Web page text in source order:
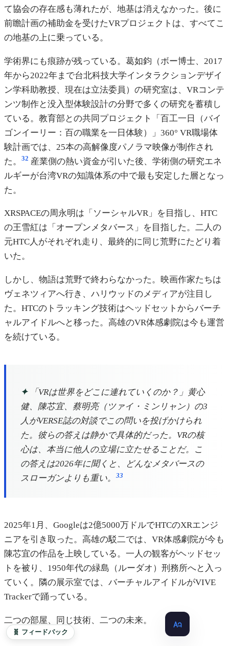
て協会の存在感も薄れたが、地基は消えなかった。後に
前瞻計画の補助金を受けたVRプロジェクトは、すべてこ
の地基の上に乗っている。
学術界にも痕跡が残っている。葛如鈞（ボー博士、2017
年から2022年まで台北科技大学インタラクションデザイ
ン学科助教授、現在は立法委員）の研究室は、VRコンテ
ンツ制作と没入型体験設計の分野で多くの研究を蓄積し
ている。教育部との共同プロジェクト「百工一日（バイ
ゴンイーリー：百の職業を一日体験）」360° VR職場体
験計画では、25本の高解像度パノラマ映像が制作され
た。
32 産業側の熱い資金が引いた後、学術側の研究エネ
ルギーが台湾VRの知識体系の中で最も安定した層となっ
た。
XRSPACEの周永明は「ソーシャルVR」を目指し、HTC
の王雪紅は「オープンメタバース」を目指した。二人の
元HTC人がそれぞれ走り、最終的に同じ荒野にたどり着
いた。
しかし、物語は荒野で終わらなかった。映画作家たちは
ヴェネツィアへ行き、ハリウッドのメディアが注目し
た。HTCのトラッキング技術はヘッドセットからバーチ
ャルアイドルへと移った。高雄のVR体感劇院は今も運営
を続けている。
✦「VRは世界をどこに連れていくのか？」黄心
健、陳芯宜、蔡明亮（ツァイ・ミンリャン）の3
人がVERSE誌の対談でこの問いを投げかけられ
た。彼らの答えは静かで具体的だった。VRの核
心は、本当に他人の立場に立たせることだ。こ
の答えは2026年に聞くと、どんなメタバースの
スローガンよりも重い。
33
2025年1月、Googleは2億5000万ドルでHTCのXRエンジ
ニアを引き取った。高雄の駁二では、VR体感劇院が今も
陳芯宜の作品を上映している。一人の観客がヘッドセッ
トを被り、1950年代の緑島（ルーダオ）刑務所へと入っ
ていく。隣の展示室では、バーチャルアイドルがVIVE
Trackerで踊っている。
二つの部屋、同じ技術、二つの未来。
🧬 フィードバック